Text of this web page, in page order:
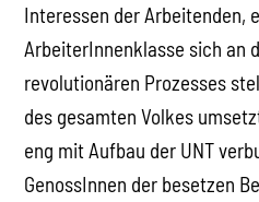
Interessen der Arbeitenden,
ArbeiterInnenklasse sich an
revolutionären Prozesses
des gesamten Volkes
eng mit Aufbau der UNT
GenossInnen der besetzen